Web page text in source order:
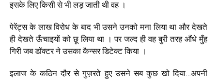
इसके लिए किसी से भी लड़ जाती थी वह ।
पेरेंट्स के लाख विरोध के बाद भी उसने उनको मना लिया था और देखते
ही देखते ऊँचाइयों को छू लिया था । पर जल्द ही वह बुरी तरह औंधे मुँह
गिरी जब डॉक्टर ने उसका कैन्सर डिटेक्ट किया ।
इलाज के कठिन दौर से गुज़रते हुए उसने सब कुछ खो दिया…अपनी